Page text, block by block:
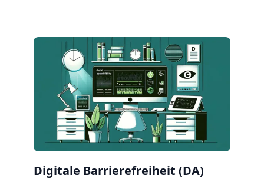
Digitale Barrierefreiheit (DA)